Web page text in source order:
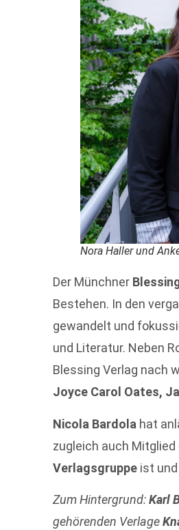
Nora Haller und
Der Münchner
Bestehen. In den
gewandelt und
und Literatur. Neben
Blessing Verlag nach
Joyce Carol Oates,
Nicola Bardola hat
zugleich auch
Verlagsgruppe ist
Zum Hintergrund:Karl
gehörenden Verlage